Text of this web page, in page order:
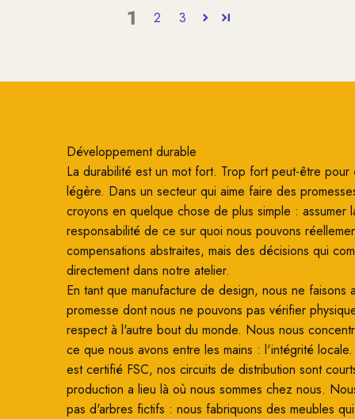
1 2 3
Développement durable
La durabilité est un mot fort. Trop fort peut-être pour
légère. Dans un secteur qui aime faire des
croyons en quelque chose de plus simple : assumer
responsabilité de ce sur quoi nous pouvons
compensations abstraites, mais des décisions qui
directement dans notre atelier.
En tant que manufacture de design, nous ne faisons
promesse dont nous ne pouvons pas vérifier
respect à l'autre bout du monde. Nous nous
ce que nous avons entre les mains : l'intégrité
est certifié FSC, nos circuits de distribution sont
production a lieu là où nous sommes chez nous.
pas d'arbres fictifs : nous fabriquons des meubles